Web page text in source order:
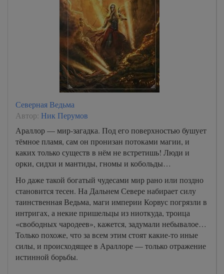
Северная Ведьма
Автор: Ник Перумов
Араллор — мир-загадка. Под его поверхностью бушует
тёмное пламя, сам он пронизан потоками магии, и
каких только существ в нём не встретишь! Люди и
орки, сидхи и мантиды, гномы и кобольды…
Но даже такой богатый чудесами мир рано или поздно
становится тесен. На Дальнем Севере набирает силу
таинственная Ведьма, маги империи Корвус погрязли в
интригах, а некие пришельцы из ниоткуда, троица
«свободных чародеев», кажется, задумали небывалое…
Только похоже, что за всем этим стоят какие-то иные
силы, и происходящее в Араллоре — только отражение
истинной борьбы.